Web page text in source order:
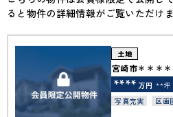
ると物件の詳細情報がご覧いただけま
土地
宮崎市＊＊＊＊
**** 万円 **坪
写真充実
区画